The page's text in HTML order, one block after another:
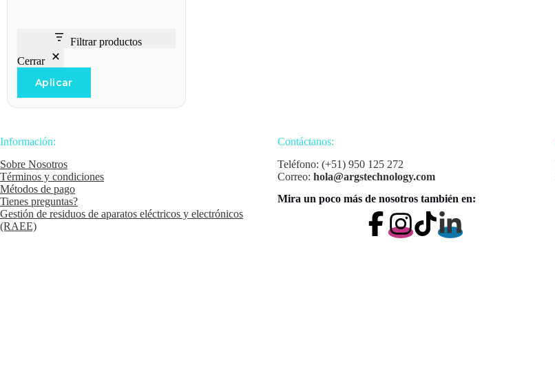
Filtrar productos
Cerrar
Aplicar
Información:
Sobre Nosotros
Términos y condiciones
Métodos de pago
Tienes preguntas?
Gestión de residuos de aparatos eléctricos y electrónicos
(RAEE)
Contáctanos:
Teléfono: (+51) 950 125 272
Correo:hola@argstechnology.com
Mira un poco más de nosotros también en: